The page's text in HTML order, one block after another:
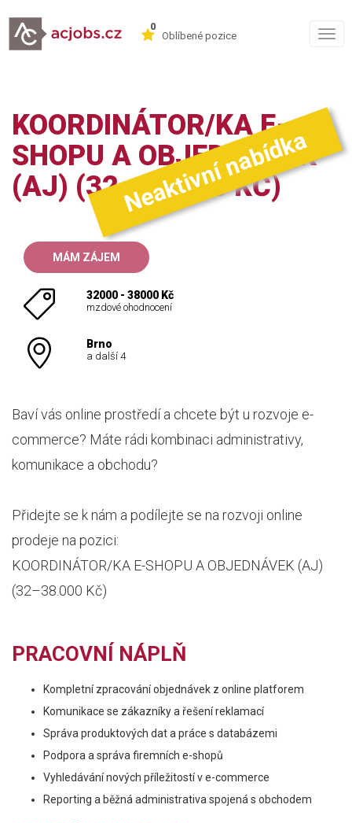
0
Oblíbené pozice
KOORDINÁTOR/KA E-
SHOPU A OBJEDNÁVEK
(AJ) (32–38.000 KČ)
Neaktivní nabídka
MÁM ZÁJEM
32000 - 38000 Kč
mzdové ohodnocení
Brno
a další 4
Baví vás online prostředí a chcete být u rozvoje e-
commerce? Máte rádi kombinaci administrativy,
komunikace a obchodu?
Přidejte se k nám a podílejte se na rozvoji online
prodeje na pozici:
KOORDINÁTOR/KA E-SHOPU A OBJEDNÁVEK (AJ)
(32–38.000 Kč)
PRACOVNÍ NÁPLŇ
Kompletní zpracování objednávek z online platforem
Komunikace se zákazníky a řešení reklamací
Správa produktových dat a práce s databázemi
Podpora a správa firemních e-shopů
Vyhledávání nových příležitostí v e-commerce
Reporting a běžná administrativa spojená s obchodem